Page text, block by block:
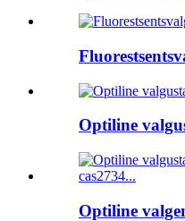
Optiline
Optiline